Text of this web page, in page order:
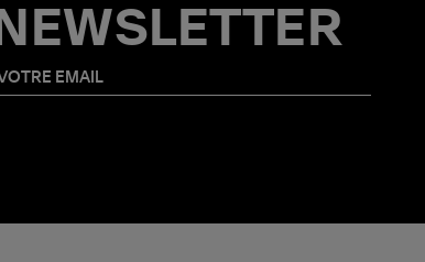
NEWSLETTER